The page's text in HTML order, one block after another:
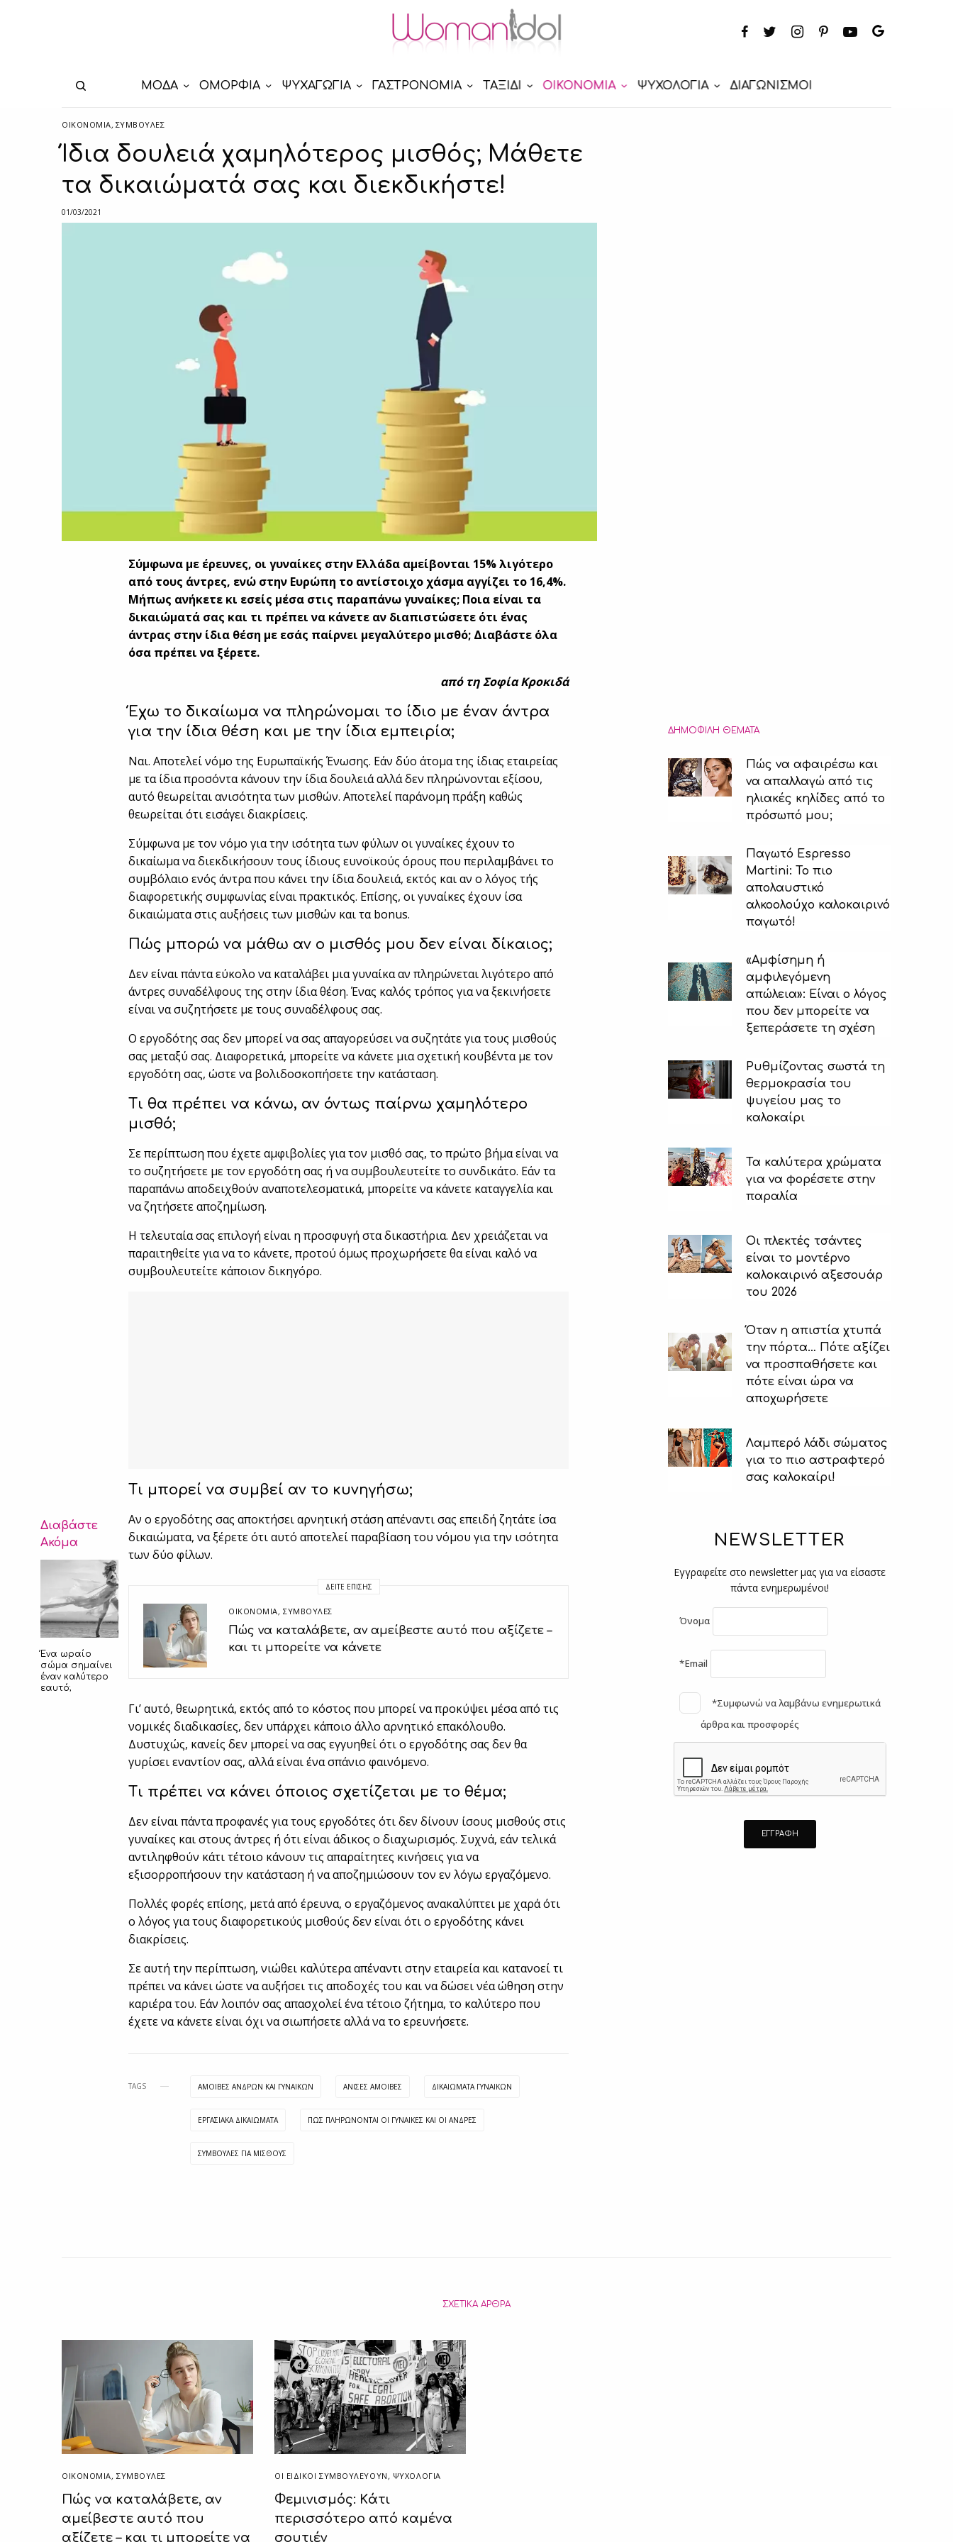
ΜΟΔΑ ΟΜΟΡΦΙΑ ΨΥΧΑΓΩΓΙΑ ΓΑΣΤΡΟΝΟΜΙΑ ΤΑΞΙΔΙ ΟΙΚΟΝΟΜΙΑ ΨΥΧΟΛΟΓΙΑ ΔΙΑΓΩΝΙΣΜΟΙ
ΟΙΚΟΝΟΜΙΑ, ΣΥΜΒΟΥΛΈΣ
Ίδια δουλειά χαμηλότερος μισθός; Μάθετε
τα δικαιώματά σας και διεκδικήστε!
01/03/2021
Διαβάστε
Ακόμα
Ένα ωραίο
σώμα σημαίνει
έναν καλύτερο
εαυτό;
Σύμφωνα με έρευνες, οι γυναίκες στην Ελλάδα αμείβονται 15% λιγότερο
από τους άντρες, ενώ στην Ευρώπη το αντίστοιχο χάσμα αγγίζει το 16,4%.
Μήπως ανήκετε κι εσείς μέσα στις παραπάνω γυναίκες; Ποια είναι τα
δικαιώματά σας και τι πρέπει να κάνετε αν διαπιστώσετε ότι ένας
άντρας στην ίδια θέση με εσάς παίρνει μεγαλύτερο μισθό; Διαβάστε όλα
όσα πρέπει να ξέρετε.
από τη Σοφία Κροκιδά
Έχω το δικαίωμα να πληρώνομαι το ίδιο με έναν άντρα
για την ίδια θέση και με την ίδια εμπειρία;
Ναι. Αποτελεί νόμο της Ευρωπαϊκής Ένωσης. Εάν δύο άτομα της ίδιας εταιρείας
με τα ίδια προσόντα κάνουν την ίδια δουλειά αλλά δεν πληρώνονται εξίσου,
αυτό θεωρείται ανισότητα των μισθών. Αποτελεί παράνομη πράξη καθώς
θεωρείται ότι εισάγει διακρίσεις.
Σύμφωνα με τον νόμο για την ισότητα των φύλων οι γυναίκες έχουν το
δικαίωμα να διεκδικήσουν τους ίδιους ευνοϊκούς όρους που περιλαμβάνει το
συμβόλαιο ενός άντρα που κάνει την ίδια δουλειά, εκτός και αν ο λόγος τής
διαφορετικής συμφωνίας είναι πρακτικός. Επίσης, οι γυναίκες έχουν ίσα
δικαιώματα στις αυξήσεις των μισθών και τα bonus.
Πώς μπορώ να μάθω αν ο μισθός μου δεν είναι δίκαιος;
Δεν είναι πάντα εύκολο να καταλάβει μια γυναίκα αν πληρώνεται λιγότερο από
άντρες συναδέλφους της στην ίδια θέση. Ένας καλός τρόπος για να ξεκινήσετε
είναι να συζητήσετε με τους συναδέλφους σας.
Ο εργοδότης σας δεν μπορεί να σας απαγορεύσει να συζητάτε για τους μισθούς
σας μεταξύ σας. Διαφορετικά, μπορείτε να κάνετε μια σχετική κουβέντα με τον
εργοδότη σας, ώστε να βολιδοσκοπήσετε την κατάσταση.
Τι θα πρέπει να κάνω, αν όντως παίρνω χαμηλότερο
μισθό;
Σε περίπτωση που έχετε αμφιβολίες για τον μισθό σας, το πρώτο βήμα είναι να
το συζητήσετε με τον εργοδότη σας ή να συμβουλευτείτε το συνδικάτο. Εάν τα
παραπάνω αποδειχθούν αναποτελεσματικά, μπορείτε να κάνετε καταγγελία και
να ζητήσετε αποζημίωση.
Η τελευταία σας επιλογή είναι η προσφυγή στα δικαστήρια. Δεν χρειάζεται να
παραιτηθείτε για να το κάνετε, προτού όμως προχωρήσετε θα είναι καλό να
συμβουλευτείτε κάποιον δικηγόρο.
Τι μπορεί να συμβεί αν το κυνηγήσω;
Αν ο εργοδότης σας αποκτήσει αρνητική στάση απέναντι σας επειδή ζητάτε ίσα
δικαιώματα, να ξέρετε ότι αυτό αποτελεί παραβίαση του νόμου για την ισότητα
των δύο φίλων.
ΔΕΊΤΕ ΕΠΊΣΗΣ
ΟΙΚΟΝΟΜΙΑ,ΣΥΜΒΟΥΛΈΣ
Πώς να καταλάβετε, αν αμείβεστε αυτό που αξίζετε –
και τι μπορείτε να κάνετε
Γι’ αυτό, θεωρητικά, εκτός από το κόστος που μπορεί να προκύψει μέσα από τις
νομικές διαδικασίες, δεν υπάρχει κάποιο άλλο αρνητικό επακόλουθο.
Δυστυχώς, κανείς δεν μπορεί να σας εγγυηθεί ότι ο εργοδότης σας δεν θα
γυρίσει εναντίον σας, αλλά είναι ένα σπάνιο φαινόμενο.
Τι πρέπει να κάνει όποιος σχετίζεται με το θέμα;
Δεν είναι πάντα προφανές για τους εργοδότες ότι δεν δίνουν ίσους μισθούς στις
γυναίκες και στους άντρες ή ότι είναι άδικος ο διαχωρισμός. Συχνά, εάν τελικά
αντιληφθούν κάτι τέτοιο κάνουν τις απαραίτητες κινήσεις για να
εξισορροπήσουν την κατάσταση ή να αποζημιώσουν τον εν λόγω εργαζόμενο.
Πολλές φορές επίσης, μετά από έρευνα, ο εργαζόμενος ανακαλύπτει με χαρά ότι
ο λόγος για τους διαφορετικούς μισθούς δεν είναι ότι ο εργοδότης κάνει
διακρίσεις.
Σε αυτή την περίπτωση, νιώθει καλύτερα απέναντι στην εταιρεία και κατανοεί τι
πρέπει να κάνει ώστε να αυξήσει τις αποδοχές του και να δώσει νέα ώθηση στην
καριέρα του. Εάν λοιπόν σας απασχολεί ένα τέτοιο ζήτημα, το καλύτερο που
έχετε να κάνετε είναι όχι να σιωπήσετε αλλά να το ερευνήσετε.
TAGS ΑΜΟΙΒΈΣ ΑΝΔΡΏΝ ΚΑΙ ΓΥΝΑΙΚΏΝ ΆΝΙΣΕΣ ΑΜΟΙΒΈΣ ΔΙΚΑΙΏΜΑΤΑ ΓΥΝΑΙΚΏΝ
ΕΡΓΑΣΙΑΚΆ ΔΙΚΑΙΏΜΑΤΑ ΠΏΣ ΠΛΗΡΏΝΟΝΤΑΙ ΟΙ ΓΥΝΑΊΚΕΣ ΚΑΙ ΟΙ ΆΝΔΡΕΣ
ΣΥΜΒΟΥΛΈΣ ΓΙΑ ΜΙΣΘΟΎΣ
ΔΗΜΟΦΙΛΉ ΘΈΜΑΤΑ
Πώς να αφαιρέσω και
να απαλλαγώ από τις
ηλιακές κηλίδες από το
πρόσωπό μου;
Παγωτό Espresso
Martini: Το πιο
απολαυστικό
αλκοολούχο καλοκαιρινό
παγωτό!
«Αμφίσημη ή
αμφιλεγόμενη
απώλεια»: Είναι ο λόγος
που δεν μπορείτε να
ξεπεράσετε τη σχέση
Ρυθμίζοντας σωστά τη
θερμοκρασία του
ψυγείου μας το
καλοκαίρι
Τα καλύτερα χρώματα
για να φορέσετε στην
παραλία
Οι πλεκτές τσάντες
είναι το μοντέρνο
καλοκαιρινό αξεσουάρ
του 2026
Όταν η απιστία χτυπά
την πόρτα… Πότε αξίζει
να προσπαθήσετε και
πότε είναι ώρα να
αποχωρήσετε
Λαμπερό λάδι σώματος
για το πιο αστραφτερό
σας καλοκαίρι!
NEWSLETTER
Εγγραφείτε στο newsletter μας για να είσαστε
πάντα ενημερωμένοι!
Όνομα
*Email
*Συμφωνώ να λαμβάνω ενημερωτικά
άρθρα και προσφορές
ΣΧΕΤΙΚΆ ΆΡΘΡΑ
ΟΙΚΟΝΟΜΙΑ,ΣΥΜΒΟΥΛΈΣ
Πώς να καταλάβετε, αν
αμείβεστε αυτό που
αξίζετε – και τι μπορείτε να
4
ΟΙ ΕΙΔΙΚΟΊ ΣΥΜΒΟΥΛΕΎΟΥΝ , ΨΥΧΟΛΟΓΙΑ
Φεμινισμός: Kάτι
περισσότερο από καμένα
σουτιέν